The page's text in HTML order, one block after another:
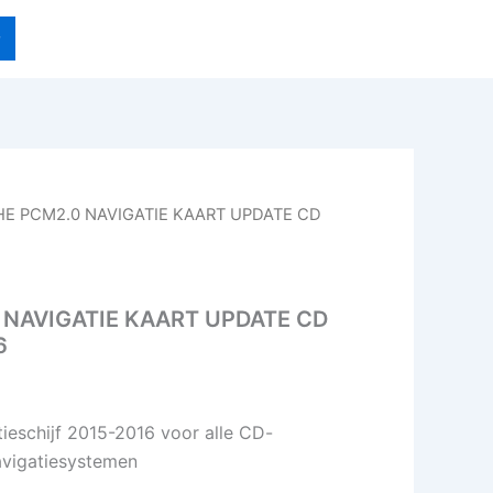
PCM2.0 NAVIGATIE KAART UPDATE CD
KAART UPDATE CD
2015-2016 voor alle CD-